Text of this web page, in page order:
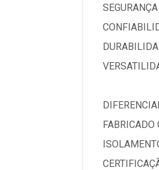
FABRICADO